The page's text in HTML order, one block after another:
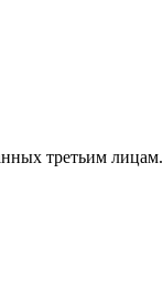
третьим лицам.